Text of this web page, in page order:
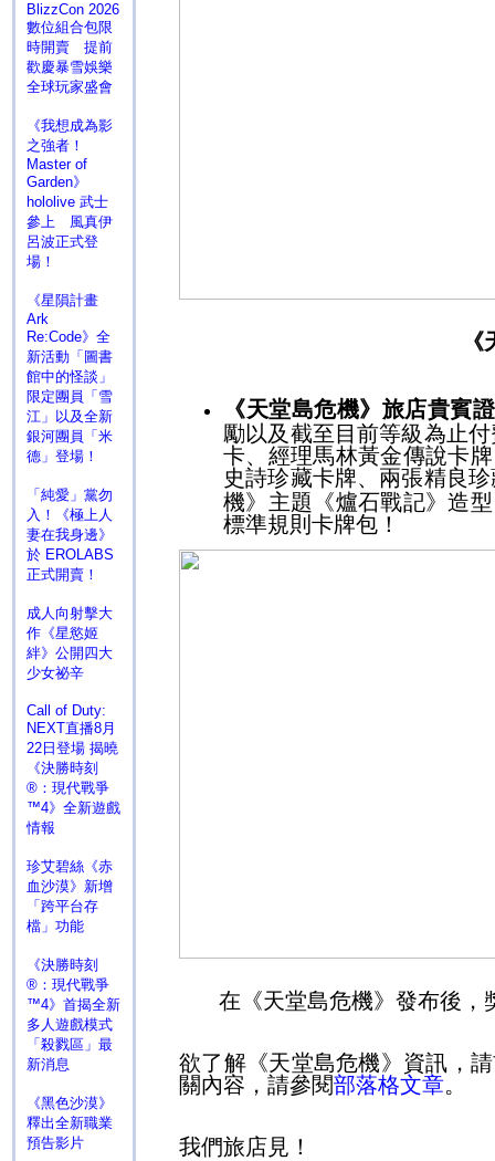
BlizzCon 2026
數位組合包限
時開賣 提前
歡慶暴雪娛樂
全球玩家盛會
《我想成為影
之強者！
Master of
Garden》
hololive 武士
參上 風真伊
呂波正式登
場！
《星隕計畫
Ark
Re:Code》全
新活動「圖書
館中的怪談」
限定團員「雪
江」以及全新
銀河團員「米
德」登場！
「純愛」黨勿
入！《極上人
妻在我身邊》
於 EROLABS
正式開賣！
成人向射擊大
作《星慾姬
絆》公開四大
少女祕辛
Call of Duty:
NEXT直播8月
22日登場 揭曉
《決勝時刻
®：現代戰爭
™4》全新遊戲
情報
珍艾碧絲《赤
血沙漠》新增
「跨平台存
檔」功能
《決勝時刻
®：現代戰爭
™4》首揭全新
多人遊戲模式
「殺戮區」最
新消息
《黑色沙漠》
釋出全新職業
預告影片
《天堂島危機》旅店貴賓
勵以及截至目前等級為止
卡、經理馬林黃金傳說卡
史詩珍藏卡牌、兩張精良
機》主題《爐石戰記》造
標準規則卡牌包！
在《天堂島危機》發布後，
欲了解《天堂島危機》資訊，
關內容，請參閱部落格文章。
我們旅店見！